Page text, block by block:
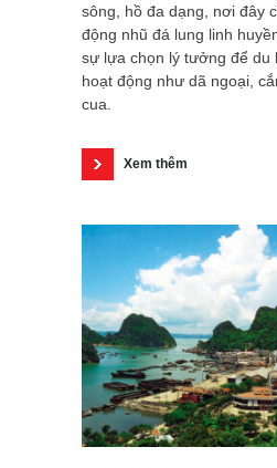
sông, hồ đa dạng, nơi đây
động nhũ đá lung linh
sự lựa chọn lý tưởng để du
hoạt động như dã ngoại,
cua.
Xem thêm